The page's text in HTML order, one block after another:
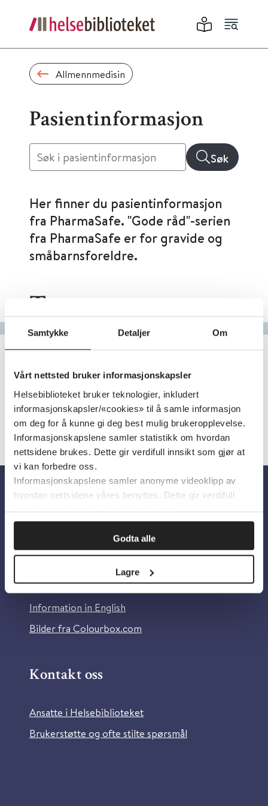
Samtykke Detaljer Om
Vårt nettsted bruker informasjonskapsler
Helsebiblioteket bruker teknologier, inkludert
informasjonskapsler/«cookies» til å samle informasjon
om deg for å kunne gi deg best mulig brukeropplevelse.
Informasjonskapslene samler statistikk om hvordan
nettsidene brukes. Dette gir verdifull innsikt som gjør at
vi kan forbedre oss.
Informasjonskapslene samler anonyme videoklipp av
hvordan nettsidene våres benyttes. Dette gir verdifull
innsikt som gjør at vi kan forbedre oss.
Godta alle
Lagre
Allmennmedisin
Pasientinformasjon
Søk
Her finner du pasientinformasjon
fra PharmaSafe. "Gode råd"-serien
fra PharmaSafe er for gravide og
småbarnsforeldre.
Tema
Gå til bokstav
Filter
0Treff Alfabetisk
Om oss
Om Helsebiblioteket
Personvern og informasjonskapsler
Tilgjengelighetserklæring
Information in English
Bilder fra Colourbox.com
Kontakt oss
Ansatte i Helsebiblioteket
Brukerstøtte og ofte stilte spørsmål